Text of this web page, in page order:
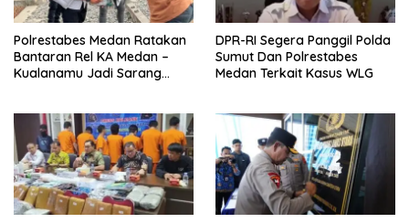
Polrestabes Medan Ratakan
Bantaran Rel KA Medan –
Kualanamu Jadi Sarang
Beragam Senjata Disita
DPR-RI Segera Panggil Polda
Sumut Dan Polrestabes
Medan Terkait Kasus WLG